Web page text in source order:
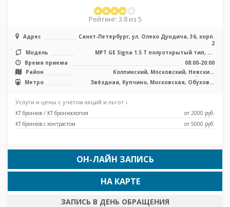
Рейтинг: 3.8 из 5
Адрес
Санкт-Петербург, ул. Олеко Дундича, 36, корп.
2
Модель
МРТ GE Signa 1.5 Т полуоткрытый тип, КТ
Toshiba Activion 16 срезов, УЗ ...
Время приема
08:00-20:00
Район
Колпинский, Московский, Невский,
Фрунзенский, Лен. область
Метро
Звёздная, Купчино, Московская, Обухово,
Шушары, Дунайская, Проспект Славы
Услуги и цены с учетом акций и льгот ↓
КТ бронхов / КТ бронхоскопия
от 2000 pуб.
КТ бронхов с контрастом
от 5000 pуб.
ОН-ЛАЙН ЗАПИСЬ
ЗАПИСЬ В ДЕНЬ ОБРАЩЕНИЯ
НА КАРТЕ